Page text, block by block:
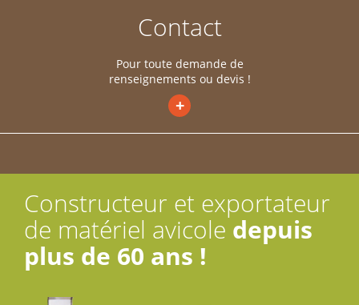
Contact
Pour toute demande de
renseignements ou devis !
+
Constructeur et exportateur
de matériel avicole depuis
plus de 60 ans !